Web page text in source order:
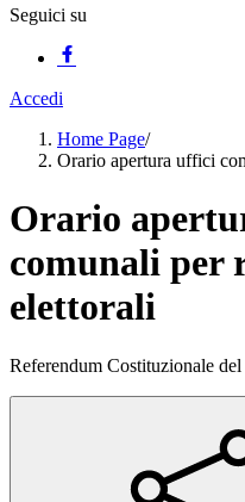
Seguici su
Accedi
Home Page/
Orario apertura uffici
Orario
comunali per
elettorali
Referendum Costituzionale